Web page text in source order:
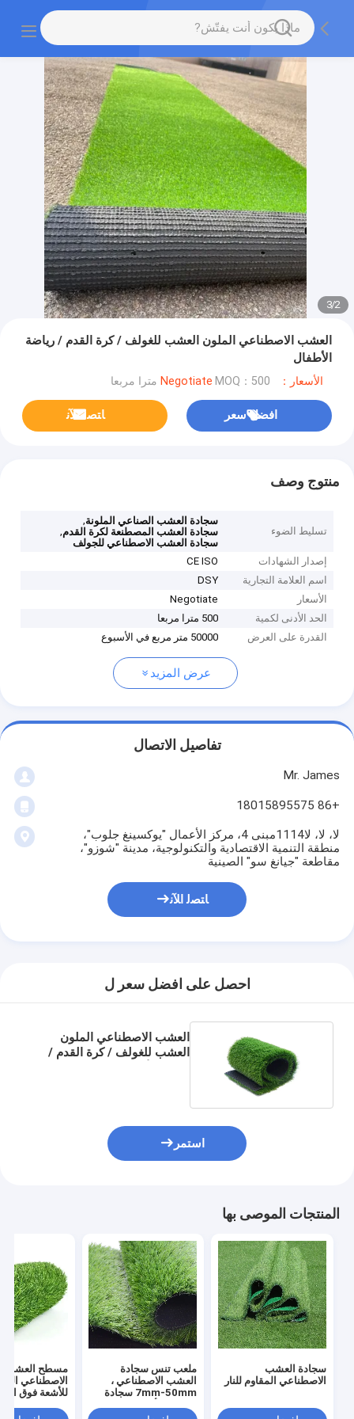
2
/
3
العشب الاصطناعي الملون العشب للغولف / كرة القدم / رياضة
الأطفال
الأسعار：Negotiate MOQ：500 مترا مربعا
افضل سعر ﺎﺘﺼﻟ ﺍﻶﻧ
منتوج وصف
تسليط الضوء
سجادة العشب الصناعي الملونة,
سجادة العشب المصطنعة لكرة القدم,
سجادة العشب الاصطناعي للجولف
إصدار الشهادات
CE ISO
اسم العلامة التجارية
DSY
الأسعار
Negotiate
الحد الأدنى لكمية
500 مترا مربعا
القدرة على العرض
50000 متر مربع في الأسبوع
عرض المزيد
تفاصيل الاتصال
Mr. James
+86 18015895575
لا، لا، لا1114مبنى 4، مركز الأعمال "يوكسينغ جلوب"،
منطقة التنمية الاقتصادية والتكنولوجية، مدينة "شوزو"،
مقاطعة "جيانغ سو" الصينية
ﺎﺘﺼﻟ ﺍﻶﻧ
احصل على افضل سعر ل
العشب الاصطناعي الملون
العشب للغولف / كرة القدم /
استمر
المنتجات الموصى بها
سجادة العشب
الاصطناعي المقاوم للنار
ملعب تنس سجادة
العشب الاصطناعي ،
7mm-50mm سجادة
مسطح العشب
الاصطناعي
للأشعة فوق
الرياضة سجادة